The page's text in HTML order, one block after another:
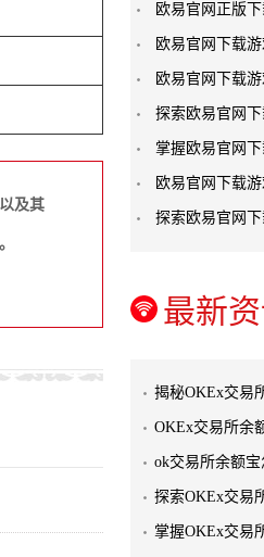
及其
欧易官网正版
欧易官网下载
欧易官网下载
探索欧易官网
掌握欧易官网
欧易官网下载
探索欧易官网
最新
揭秘OKEx交易
OKEx交易所余
ok交易所余额宝
探索OKEx交易
掌握OKEx交易